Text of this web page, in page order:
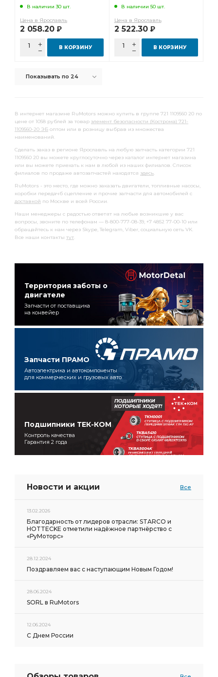
В наличии 30 шт.
Цена в Ярославль
2 058.20 Р
В КОРЗИНУ
В наличии 50 шт.
Цена в Ярославль
2 522.30 Р
В КОРЗИНУ
Показывать по 24
В интернет магазине RuMotors можно купить в группе 721 1109560 20 по
цене от 1058 рублей за товар элемент безопасности (Кострома) 721-
1109560-20 ЭБ оптом или в розницу выбрав из множества
наименований.
Сделать заказ в регионе Ярославль на любую запчасть категории 721
1109560 20 вы можете круглосуточно через каталог интернет магазина
или вы можете приехать к нам в любой из наших филиалов. Список
филиалов по продаже автозапчастей находятся здесь.
RuMotors - это место, где можно заказать двигатели, топливные насосы,
коробки передачб сцепление и прочие запчасти для автомобилей с
доставкой по Москве и всей России.
Наши менеджеры с радостью ответят на любые возникшие у вас
вопросы, звоните по телефонам — 8-800-777-08-39, +7 4852 77-00-10 или
обращайтесь к нам через Skype, Telegram, Viber, социальную сеть VK.
Все наши контакты тут.
Территория заботы о
двигателе
Запчасти от поставщика
на конвейер
Запчасти ПРАМО
Автоэлектрика и автокомпоненты
для коммерческих и грузовых авто
Подшипники ТЕК-КОМ
Контроль качества
Гарантия 2 года
Новости и акции Все
13.02.2026
Благодарность от лидеров отрасли: STARCO и
HOTTECKE отметили надёжное партнёрство с
«РуМоторс»
28.12.2024
Поздравляем вас с наступающим Новым Годом!
28.06.2024
SORL в RuMotors
12.06.2024
С Днем России